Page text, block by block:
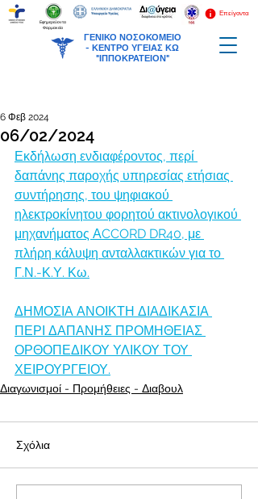
ΓΕΝΙΚΟ ΝΟΣΟΚΟΜΕΙΟ
- ΚΕΝΤΡΟ ΥΓΕΙΑΣ ΚΩ
"ΙΠΠΟΚΡΑΤΕΙΟΝ"
Επείγοντα
Εφημερεύοντα
Φαρμακεία
06/02/2024
6 Φεβ 2024
Εκδήλωση ενδιαφέροντος, περί
δαπάνης παροχής υπηρεσίας ετήσιας
συντήρησης, του ψηφιακού
ηλεκτροκίνητου φορητού ακτινολογικού
μηχανήματος ΑCCORD DR40, με
πλήρη κάλυψη ανταλλακτικών για το
Γ.Ν.-Κ.Υ. Κω.
ΔΗΜΟΣΙΑ ΑΝΟΙΚΤΗ ΔΙΑΔΙΚΑΣΙΑ
ΠΕΡΙ ΔΑΠΑΝΗΣ ΠΡΟΜΗΘΕΙΑΣ
ΟΡΘΟΠΕΔΙΚΟΥ ΥΛΙΚΟΥ ΤΟΥ
ΧΕΙΡΟΥΡΓΕΙΟΥ.
Διαγωνισμοί - Προμήθειες - Διαβουλ
Σχόλια